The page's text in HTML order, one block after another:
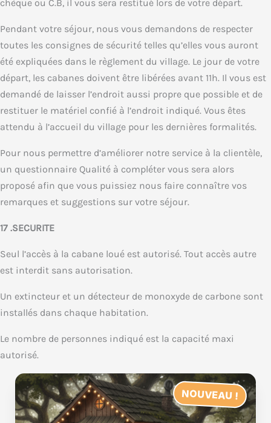
chèque ou C.B, il vous sera restitué lors de votre départ.
Pendant votre séjour, nous vous demandons de respecter
toutes les consignes de sécurité telles qu’elles vous auront
été expliquées dans le règlement du village. Le jour de votre
départ, les cabanes doivent être libérées avant 11h. Il vous est
demandé de laisser l’endroit aussi propre que possible et de
restituer le matériel confié à l’endroit indiqué. Vous êtes
attendu à l’accueil du village pour les dernières formalités.
Pour nous permettre d’améliorer notre service à la clientèle,
un questionnaire Qualité à compléter vous sera alors
proposé afin que vous puissiez nous faire connaître vos
remarques et suggestions sur votre séjour.
17 .SECURITE
Seul l’accès à la cabane loué est autorisé. Tout accès autre
est interdit sans autorisation.
Un extincteur et un détecteur de monoxyde de carbone sont
installés dans chaque habitation.
Le nombre de personnes indiqué est la capacité maxi
autorisé.
NOUVEAU !